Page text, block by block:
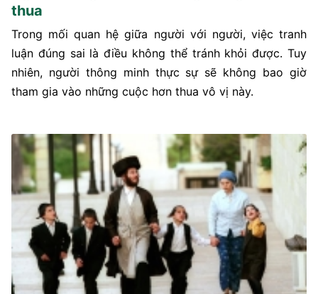
thua
Trong mối quan hệ giữa người với người, việc tranh
luận đúng sai là điều không thể tránh khỏi được. Tuy
nhiên, người thông minh thực sự sẽ không bao giờ
tham gia vào những cuộc hơn thua vô vị này.